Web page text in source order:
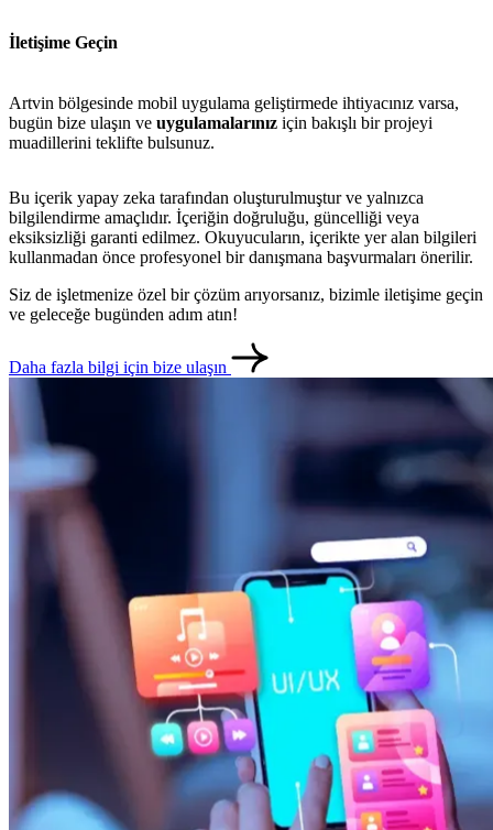
İletişime Geçin
Artvin bölgesinde mobil uygulama geliştirmede ihtiyacınız varsa,
bugün bize ulaşın ve uygulamalarınız için bakışlı bir projeyi
muadillerini teklifte bulsunuz.
Bu içerik yapay zeka tarafından oluşturulmuştur ve yalnızca
bilgilendirme amaçlıdır. İçeriğin doğruluğu, güncelliği veya
eksiksizliği garanti edilmez. Okuyucuların, içerikte yer alan bilgileri
kullanmadan önce profesyonel bir danışmana başvurmaları önerilir.
Siz de işletmenize özel bir çözüm arıyorsanız, bizimle iletişime geçin
ve geleceğe bugünden adım atın!
Daha fazla bilgi için bize ulaşın